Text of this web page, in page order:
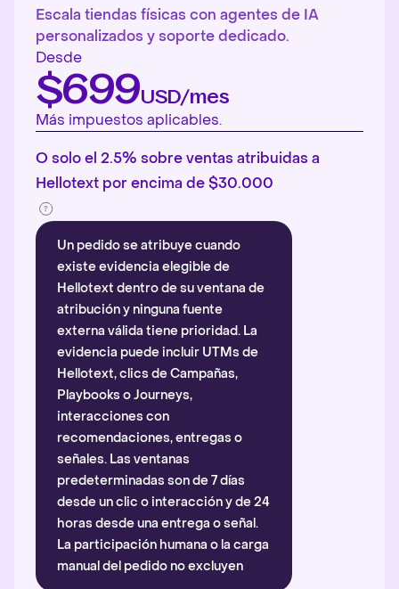
Escala tiendas físicas con agentes de IA
personalizados y soporte dedicado.
Desde
$699USD/mes
Más impuestos aplicables.
O solo el 2.5% sobre ventas atribuidas a
Hellotext por encima de $30.000
Un pedido se atribuye cuando
existe evidencia elegible de
Hellotext dentro de su ventana de
atribución y ninguna fuente
externa válida tiene prioridad. La
evidencia puede incluir UTMs de
Hellotext, clics de Campañas,
Playbooks o Journeys,
interacciones con
recomendaciones, entregas o
señales. Las ventanas
predeterminadas son de 7 días
desde un clic o interacción y de 24
horas desde una entrega o señal.
La participación humana o la carga
manual del pedido no excluyen